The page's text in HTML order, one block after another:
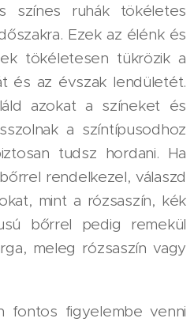
színes ruhák tökéletes
Ezek az élénk és
tökéletesen tükrözik a
és az évszak lendületét.
azokat a színeket és
a színtípusodhoz
tudsz hordani. Ha
rendelkezel, válaszd
mint a rózsaszín, kék
bőrrel pedig remekül
meleg rózsaszín vagy
fontos figyelembe venni